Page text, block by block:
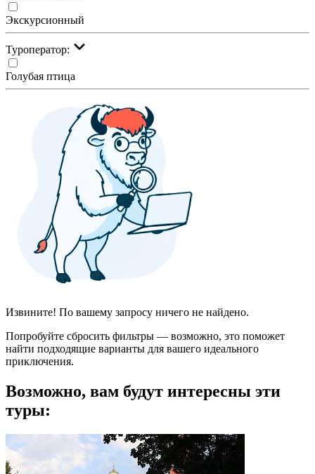
Экскурсионный
Туроператор:
Голубая птица
Извините! По вашему запросу ничего не найдено.
Попробуйте сбросить фильтры — возможно, это поможет
найти подходящие варианты для вашего идеального
приключения.
Возможно, вам будут интересны эти
туры: